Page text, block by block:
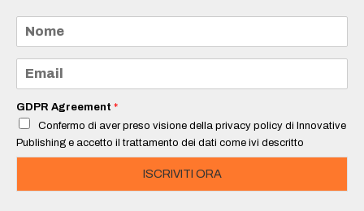
m
e
a
i
*
GDPR Agreement *
Confermo di aver preso visione della privacy policy di Innovative
Publishing e accetto il trattamento dei dati come ivi descritto
ISCRIVITI ORA